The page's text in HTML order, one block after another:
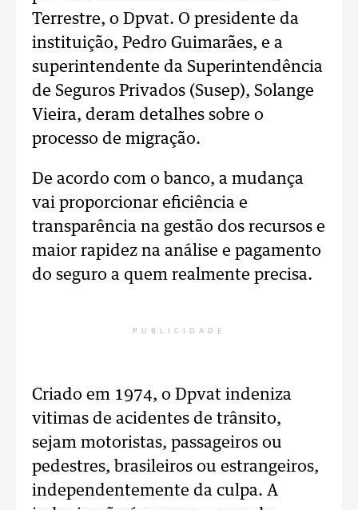
Terrestre, o Dpvat. O presidente da
instituição, Pedro Guimarães, e a
superintendente da Superintendência
de Seguros Privados (Susep), Solange
Vieira, deram detalhes sobre o
processo de migração.
De acordo com o banco, a mudança
vai proporcionar eficiência e
transparência na gestão dos recursos e
maior rapidez na análise e pagamento
do seguro a quem realmente precisa.
PUBLICIDADE
Criado em 1974, o Dpvat indeniza
vitimas de acidentes de trânsito,
sejam motoristas, passageiros ou
pedestres, brasileiros ou estrangeiros,
independentemente da culpa. A